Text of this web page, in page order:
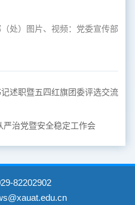
处）图片、视频：党委宣传部
述职暨五四红旗团委评选交流
治党暨安全稳定工作会
82202902